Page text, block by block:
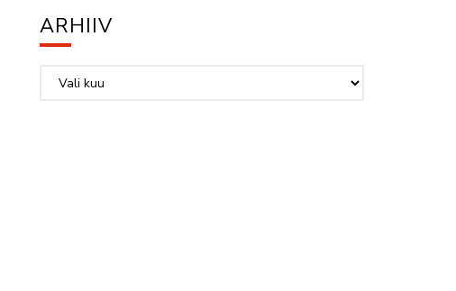
ARHIIV